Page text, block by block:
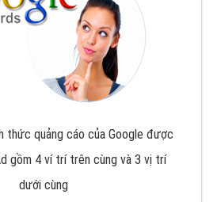
thức quảng cáo của Google được
gồm 4 ví trí trên cùng và 3 vị trí
dưới cùng